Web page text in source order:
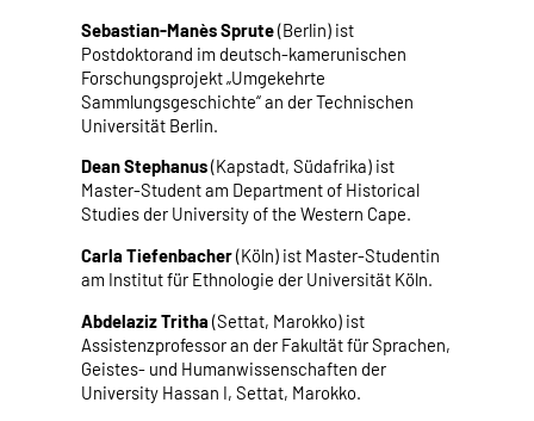
Sebastian-Manès Sprute(Berlin) ist
Postdoktorand im deutsch-kamerunischen
Forschungsprojekt „Umgekehrte
Sammlungsgeschichte“ an der Technischen
Universität Berlin.
Dean Stephanus(Kapstadt, Südafrika) ist
Master-Student am Department of Historical
Studies der University of the Western Cape.
Carla Tiefenbacher(Köln) ist Master-Studentin
am Institut für Ethnologie der Universität Köln.
Abdelaziz Tritha (Settat, Marokko) ist
Assistenzprofessor an der Fakultät für Sprachen,
Geistes- und Humanwissenschaften der
University Hassan I, Settat, Marokko.